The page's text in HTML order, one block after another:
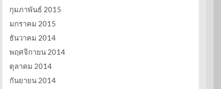
กุมภาพันธ์ 2015
มกราคม 2015
ธันวาคม 2014
พฤศจิกายน 2014
ตุลาคม 2014
กันยายน 2014